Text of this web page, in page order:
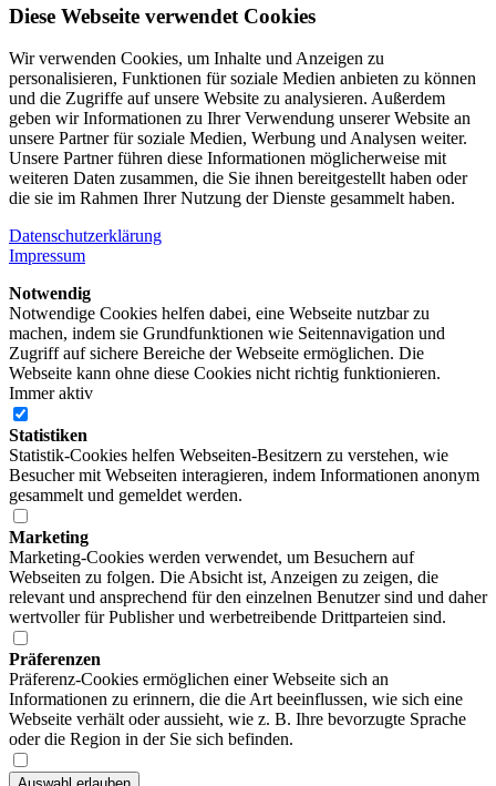
Diese Webseite verwendet Cookies
Wir verwenden Cookies, um Inhalte und Anzeigen zu
personalisieren, Funktionen für soziale Medien anbieten zu können
und die Zugriffe auf unsere Website zu analysieren. Außerdem
geben wir Informationen zu Ihrer Verwendung unserer Website an
unsere Partner für soziale Medien, Werbung und Analysen weiter.
Unsere Partner führen diese Informationen möglicherweise mit
weiteren Daten zusammen, die Sie ihnen bereitgestellt haben oder
die sie im Rahmen Ihrer Nutzung der Dienste gesammelt haben.
Datenschutzerklärung
Impressum
Notwendig
Notwendige Cookies helfen dabei, eine Webseite nutzbar zu
machen, indem sie Grundfunktionen wie Seitennavigation und
Zugriff auf sichere Bereiche der Webseite ermöglichen. Die
Webseite kann ohne diese Cookies nicht richtig funktionieren.
Immer aktiv
Statistiken
Statistik-Cookies helfen Webseiten-Besitzern zu verstehen, wie
Besucher mit Webseiten interagieren, indem Informationen anonym
gesammelt und gemeldet werden.
Marketing
Marketing-Cookies werden verwendet, um Besuchern auf
Webseiten zu folgen. Die Absicht ist, Anzeigen zu zeigen, die
relevant und ansprechend für den einzelnen Benutzer sind und daher
wertvoller für Publisher und werbetreibende Drittparteien sind.
Präferenzen
Präferenz-Cookies ermöglichen einer Webseite sich an
Informationen zu erinnern, die die Art beeinflussen, wie sich eine
Webseite verhält oder aussieht, wie z. B. Ihre bevorzugte Sprache
oder die Region in der Sie sich befinden.